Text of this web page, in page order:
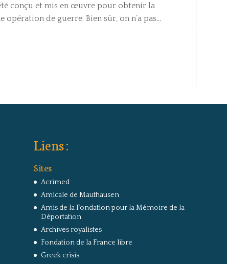
conçu et mis en œuvre pour obtenir la
de guerre. Bien sûr, on n’a pas...
Liens :
Sites
Acrimed
Amicale de Mauthausen
Amis de la Fondation pour la Mémoire de la
Déportation
Archives royalistes
Fondation de la France libre
Greek crisis